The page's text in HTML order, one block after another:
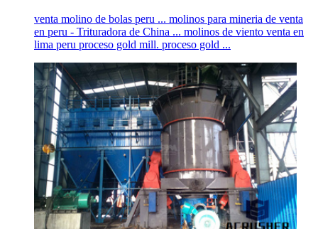
venta molino de bolas peru ... molinos para mineria de venta
en peru - Trituradora de China ... molinos de viento venta en
lima peru proceso gold mill. proceso gold ...